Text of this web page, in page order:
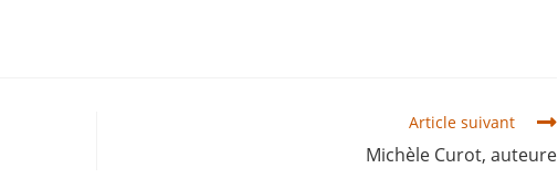
Article suivant
Michèle Curot, auteure